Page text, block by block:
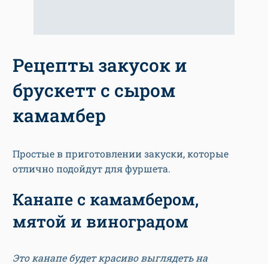
Рецепты закусок и
брускетт с сыром
камамбер
Простые в приготовлении закуски, которые
отлично подойдут для фуршета.
Канапе с камамбером,
мятой и виноградом
Это канапе будет красиво выглядеть на